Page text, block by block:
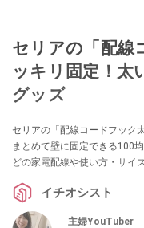
セリアの「配線
ッキリ固定！太
グッズ
セリアの「配線コードフック
まとめて壁に固定できる100
どの家電配線や使い方・サイ
イチオシスト
主婦YouTuber